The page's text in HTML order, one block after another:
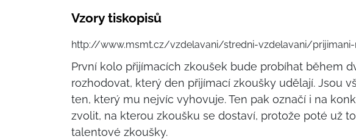
Vzory tiskopisů
http://www.msmt.cz/vzdelavani/stredni-vzdelavani/
První kolo přijímacích zkoušek bude probíhat během
rozhodovat, který den přijímací zkoušky udělají. Jsou
ten, který mu nejvíc vyhovuje. Ten pak označí i na
zvolit, na kterou zkoušku se dostaví, protože poté už
talentové zkoušky.